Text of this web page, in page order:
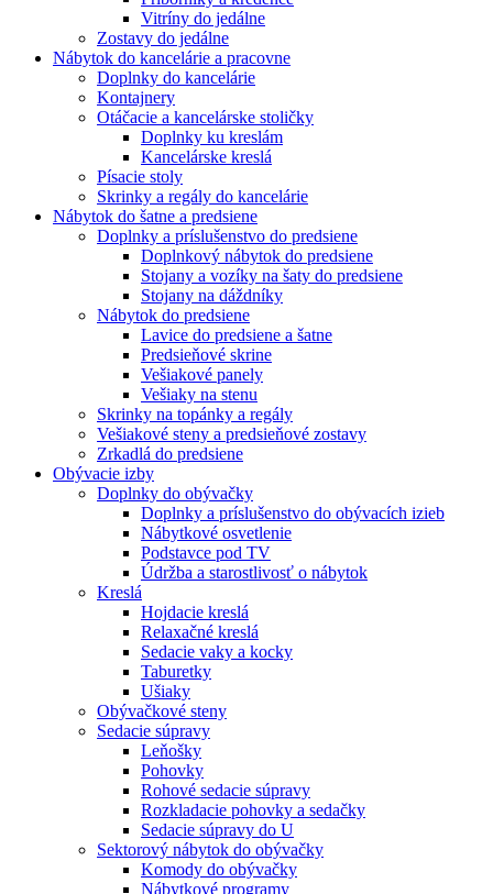
Vitríny do jedálne
Zostavy do jedálne
Nábytok do kancelárie a pracovne
Doplnky do kancelárie
Kontajnery
Otáčacie a kancelárske stoličky
Doplnky ku kreslám
Kancelárske kreslá
Písacie stoly
Skrinky a regály do kancelárie
Nábytok do šatne a predsiene
Doplnky a príslušenstvo do predsiene
Doplnkový nábytok do predsiene
Stojany a vozíky na šaty do predsiene
Stojany na dáždníky
Nábytok do predsiene
Lavice do predsiene a šatne
Predsieňové skrine
Vešiakové panely
Vešiaky na stenu
Skrinky na topánky a regály
Vešiakové steny a predsieňové zostavy
Zrkadlá do predsiene
Obývacie izby
Doplnky do obývačky
Doplnky a príslušenstvo do obývacích izieb
Nábytkové osvetlenie
Podstavce pod TV
Údržba a starostlivosť o nábytok
Kreslá
Hojdacie kreslá
Relaxačné kreslá
Sedacie vaky a kocky
Taburetky
Ušiaky
Obývačkové steny
Sedacie súpravy
Leňošky
Pohovky
Rohové sedacie súpravy
Rozkladacie pohovky a sedačky
Sedacie súpravy do U
Sektorový nábytok do obývačky
Komody do obývačky
Nábytkové programy